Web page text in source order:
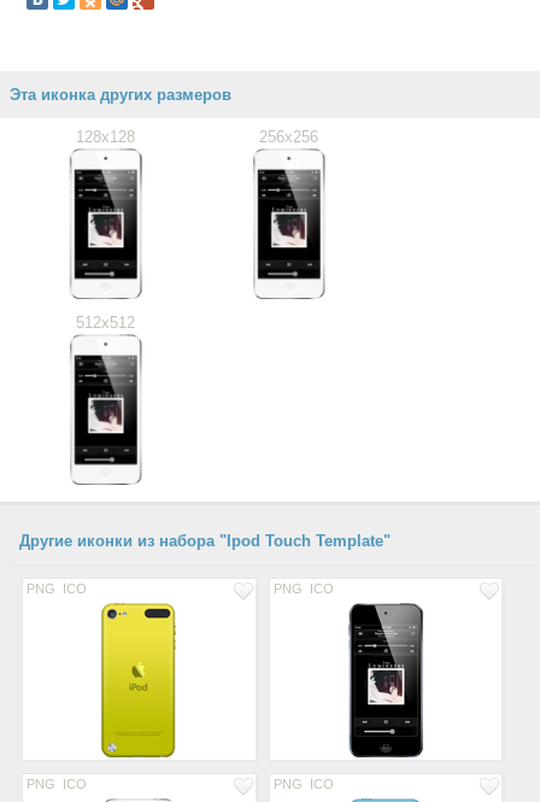
Эта иконка других размеров
128x128 256x256
512x512
Другие иконки из набора "Ipod Touch Template"
PNG ICO PNG ICO
PNG ICO PNG ICO